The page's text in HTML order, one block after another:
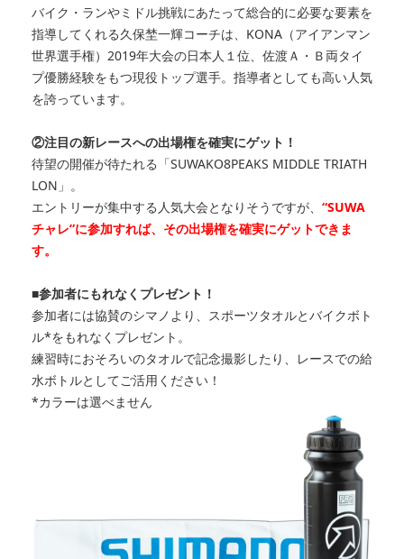
バイク・ランやミドル挑戦にあたって総合的に必要な要素を
指導してくれる久保埜一輝コーチは、KONA（アイアンマン
世界選手権）2019年大会の日本人１位、佐渡Ａ・Ｂ両タイ
プ優勝経験をもつ現役トップ選手。指導者としても高い人気
を誇っています。
②注目の新レースへの出場権を確実にゲット！
待望の開催が待たれる「SUWAKO8PEAKS MIDDLE TRIATH
LON」。
エントリーが集中する人気大会となりそうですが、 “SUWA
チャレ”に参加すれば、その出場権を確実にゲットできま
す。
■参加者にもれなくプレゼント！
参加者には協賛のシマノより、スポーツタオルとバイクボト
ル*をもれなくプレゼント。
練習時におそろいのタオルで記念撮影したり、レースでの給
水ボトルとしてご活用ください！
*カラーは選べません